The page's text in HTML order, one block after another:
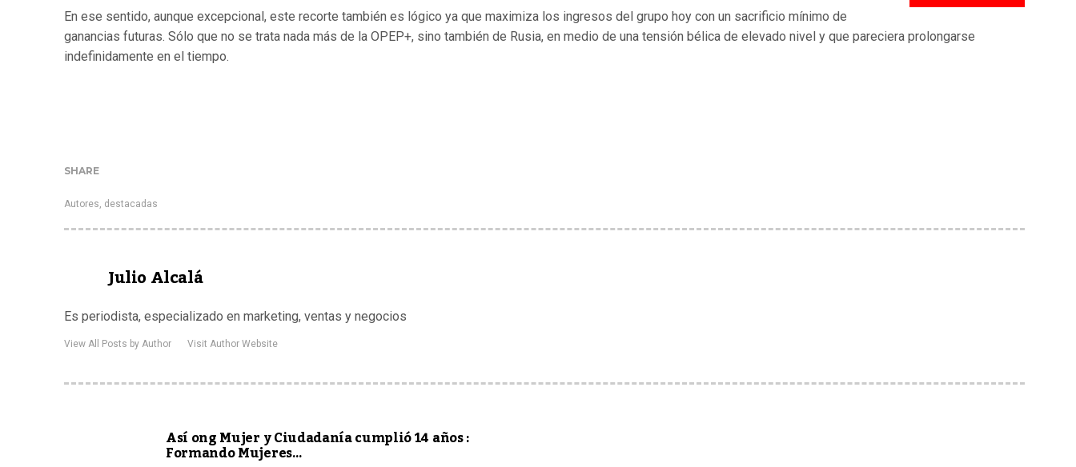
En ese sentido, aunque excepcional, este recorte también es lógico ya que maximiza los ingresos del grupo hoy con un sacrificio mínimo de
ganancias futuras. Sólo que no se trata nada más de la OPEP+, sino también de Rusia, en medio de una tensión bélica de elevado nivel y que pareciera prolongarse
indefinidamente en el tiempo.
SHARE
Autores, destacadas
Julio Alcalá
Es periodista, especializado en marketing, ventas y negocios
View All Posts by Author Visit Author Website
Así ong Mujer y Ciudadanía cumplió 14 años :
Formando Mujeres…